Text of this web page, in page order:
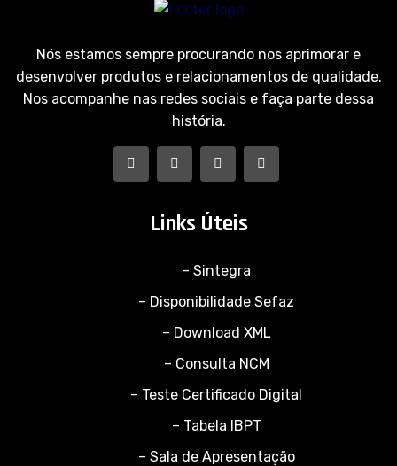
Nós estamos sempre procurando nos aprimorar e
desenvolver produtos e relacionamentos de qualidade.
Nos acompanhe nas redes sociais e faça parte dessa
história.
Links Úteis
– Sintegra
– Disponibilidade Sefaz
– Download XML
– Consulta NCM
– Teste Certificado Digital
– Tabela IBPT
– Sala de Apresentação